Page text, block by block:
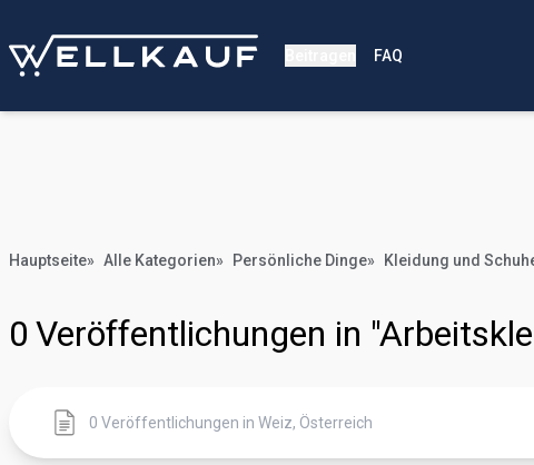
FAQ
Hauptseite» Alle Kategorien» Persönliche Dinge» Kleidung und
0 Veröffentlichungen in